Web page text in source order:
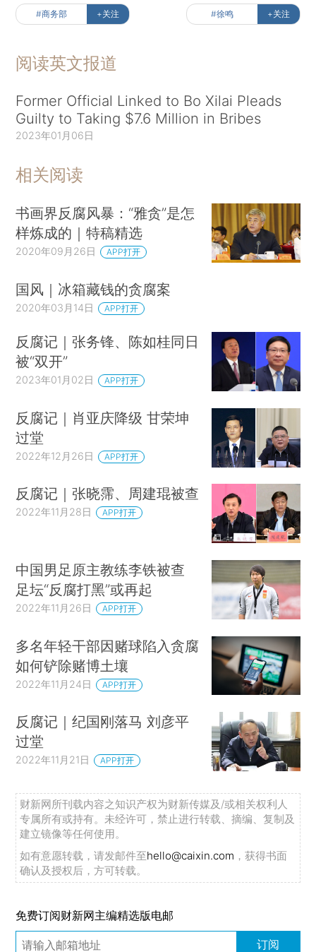
#商务部 +关注 #徐鸣 +关注
阅读英文报道
Former Official Linked to Bo Xilai Pleads
Guilty to Taking $7.6 Million in Bribes
2023年01月06日
相关阅读
书画界反腐风暴：“雅贪”是怎
样炼成的｜特稿精选
2020年09月26日 APP打开
国风｜冰箱藏钱的贪腐案
2020年03月14日 APP打开
反腐记｜张务锋、陈如桂同日
被“双开”
2023年01月02日 APP打开
反腐记｜肖亚庆降级 甘荣坤
过堂
2022年12月26日 APP打开
反腐记｜张晓霈、周建琨被查
2022年11月28日 APP打开
中国男足原主教练李铁被查
足坛“反腐打黑”或再起
2022年11月26日 APP打开
多名年轻干部因赌球陷入贪腐
如何铲除赌博土壤
2022年11月24日 APP打开
反腐记｜纪国刚落马 刘彦平
过堂
2022年11月21日 APP打开
财新网所刊载内容之知识产权为财新传媒及/或相关权利人
专属所有或持有。未经许可，禁止进行转载、摘编、复制及
建立镜像等任何使用。
如有意愿转载，请发邮件至hello@caixin.com ，获得书面
确认及授权后，方可转载。
免费订阅财新网主编精选版电邮
订阅